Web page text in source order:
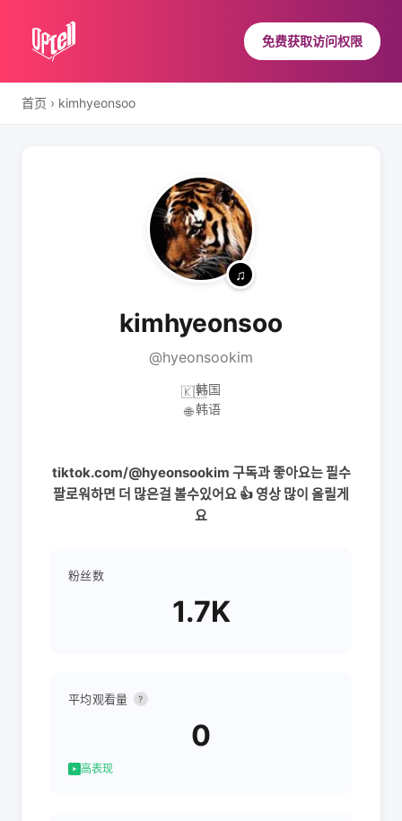
免费获取访问权限
首页 › kimhyeonsoo
kimhyeonsoo
@hyeonsookim
🇰🇷韩国
🌐 韩语
tiktok.com/@hyeonsookim 구독과 좋아요는 필수
팔로워하면 더 많은걸 볼수있어요 👍 영상 많이 올릴게
요
粉丝数
1.7K
平均观看量 ?
0
高表现